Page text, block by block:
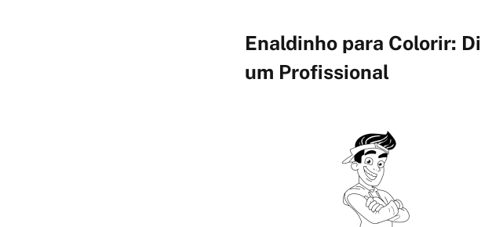
Enaldinho para Colorir:
um Profissional